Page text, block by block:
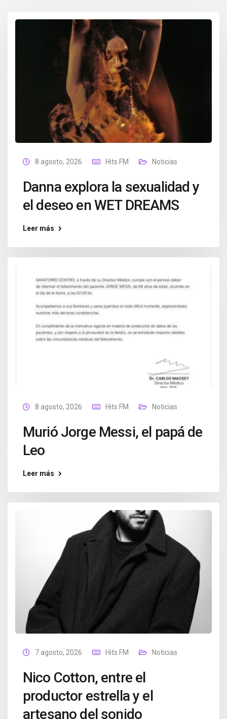
8 agosto, 2026 Hits FM Noticias
Danna explora la sexualidad y
el deseo en WET DREAMS
Leer más
8 agosto, 2026 Hits FM Noticias
Murió Jorge Messi, el papá de
Leo
Leer más
7 agosto, 2026 Hits FM Noticias
Nico Cotton, entre el
productor estrella y el
artesano del sonido